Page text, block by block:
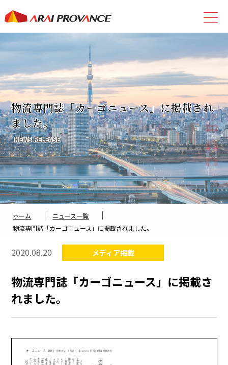
物流専門誌「カーゴニュース」に掲載され
ました。
NEWS RELEASE
ホーム ｜ ニュース一覧 ｜
物流専門誌「カーゴニュース」に掲載されました。
2020.08.20 メディア掲載
物流専門誌「カーゴニュース」に掲載さ
れました。